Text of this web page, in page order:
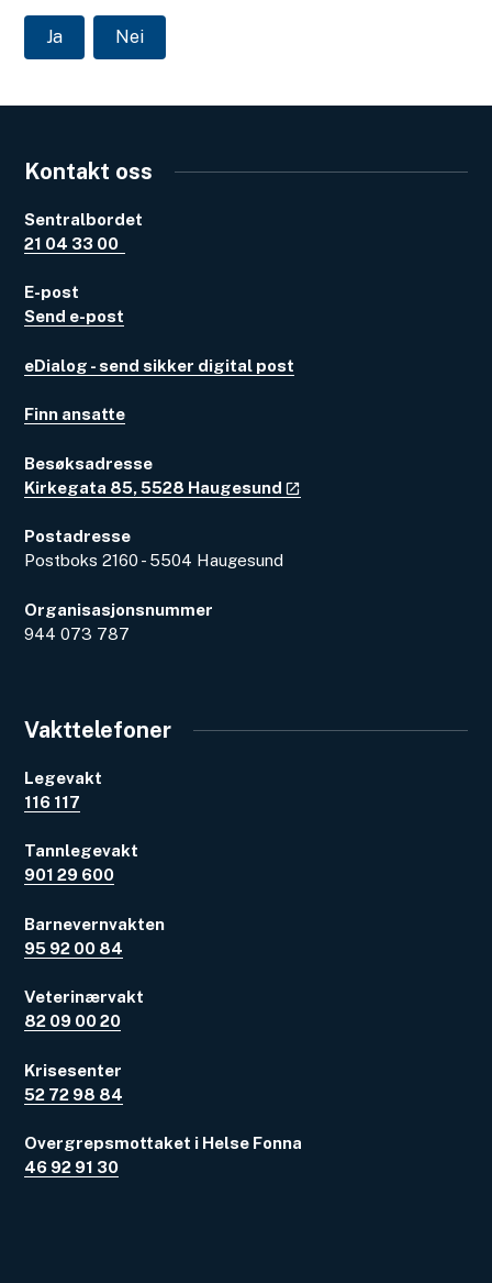
Ja Nei
Kontakt oss
Sentralbordet
21 04 33 00
E-post
Send e-post
eDialog - send sikker digital post
Finn ansatte
Besøksadresse
Kirkegata 85, 5528 Haugesund
Postadresse
Postboks 2160 - 5504 Haugesund
Organisasjonsnummer
944 073 787
Vakttelefoner
Legevakt
116 117
Tannlegevakt
901 29 600
Barnevernvakten
95 92 00 84
Veterinærvakt
82 09 00 20
Krisesenter
52 72 98 84
Overgrepsmottaket i Helse Fonna
46 92 91 30